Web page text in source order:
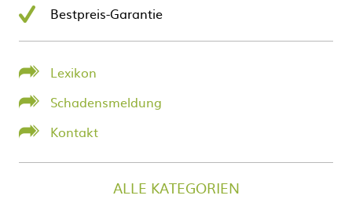
Bestpreis-Garantie
Lexikon
Schadensmeldung
Kontakt
ALLE KATEGORIEN